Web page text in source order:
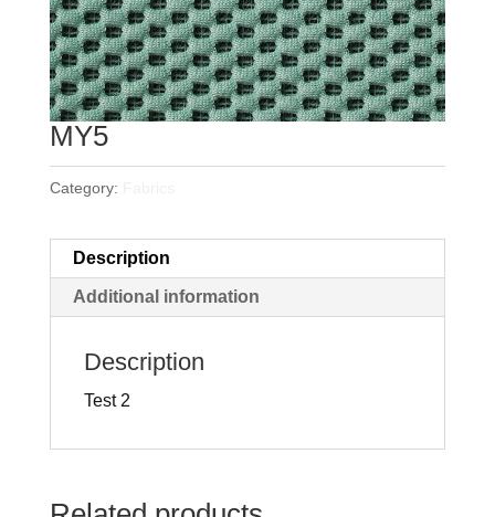
MY5
Category:
Description
Additional information
Description
Test 2